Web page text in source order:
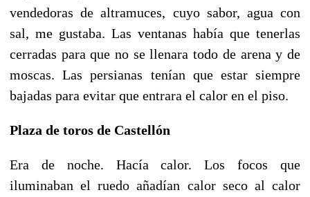
vendedoras de altramuces, cuyo sabor, agua con
sal, me gustaba. Las ventanas había que tenerlas
cerradas para que no se llenara todo de arena y de
moscas. Las persianas tenían que estar siempre
bajadas para evitar que entrara el calor en el piso.
Plaza de toros de Castellón
Era de noche. Hacía calor. Los focos que
iluminaban el ruedo añadían calor seco al calor